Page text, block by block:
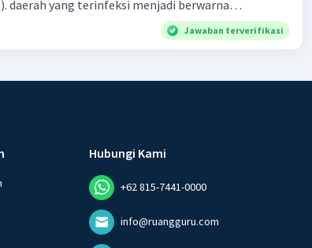
daerah yang terinfeksi menjadi berwarna
nyeri. 6). sel-sel fagosit kemudian memakan
Jawaban terverifikasi
Hubungi Kami
+62 815-7441-0000
info@ruangguru.com